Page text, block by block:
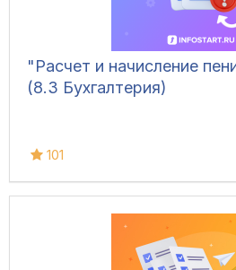
"Расчет и начисление
(8.3 Бухгалтерия)
101